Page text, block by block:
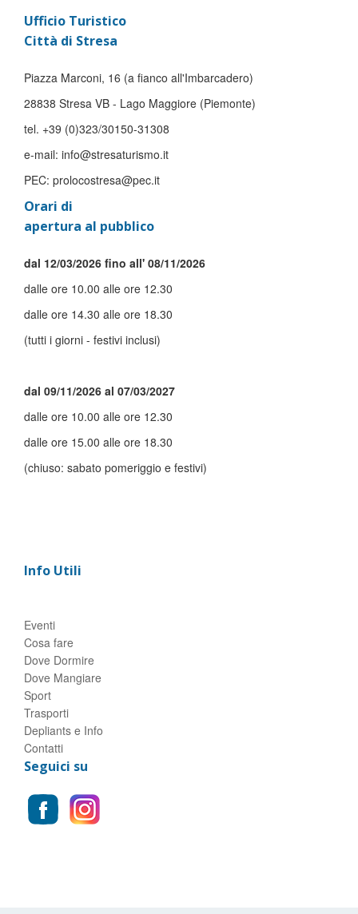
Ufficio Turistico
Città di Stresa
Piazza Marconi, 16 (a fianco all'Imbarcadero)
28838 Stresa VB - Lago Maggiore (Piemonte)
tel. +39 (0)323/30150-31308
e-mail: info@stresaturismo.it
PEC: prolocostresa@pec.it
Orari di
apertura al pubblico
dal 12/03/2026 fino all' 08/11/2026
dalle ore 10.00 alle ore 12.30
dalle ore 14.30 alle ore 18.30
(tutti i giorni - festivi inclusi)
dal 09/11/2026 al 07/03/2027
dalle ore 10.00 alle ore 12.30
dalle ore 15.00 alle ore 18.30
(chiuso: sabato pomeriggio e festivi)
Info Utili
Eventi
Cosa fare
Dove Dormire
Dove Mangiare
Sport
Trasporti
Depliants e Info
Contatti
Seguici su